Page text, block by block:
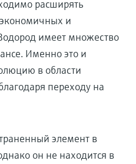
расширять
экономичных и
имеет множество
Именно это и
в области
переходу на
элемент в
он не находится в